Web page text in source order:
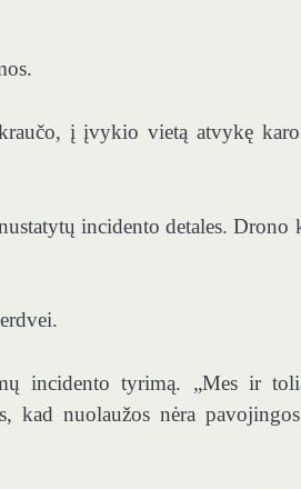
į įvykio vietą atvykę
incidento detales. Drono
incidento tyrimą. „Mes ir
kad nuolaužos nėra